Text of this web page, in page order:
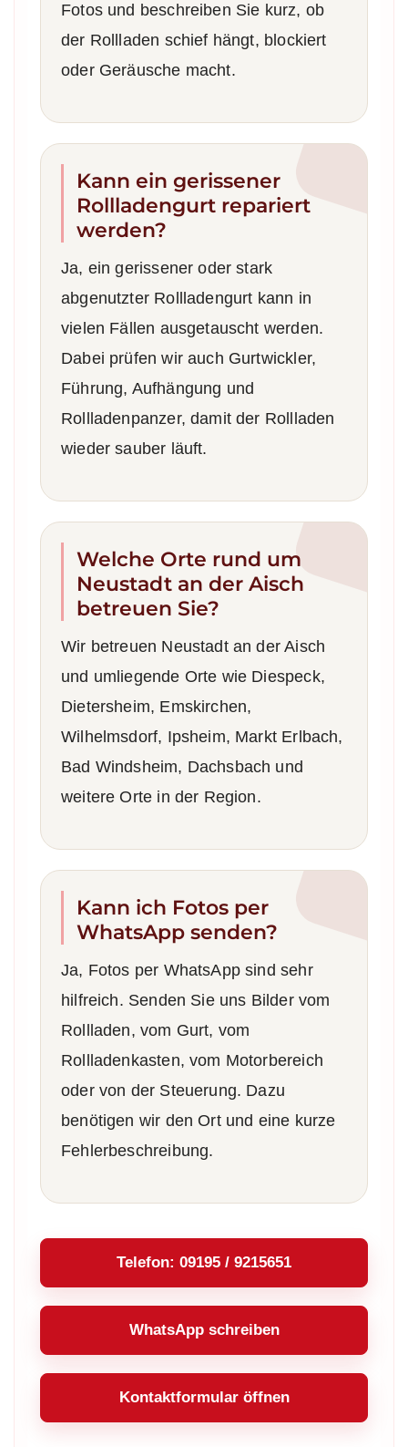
Fotos und beschreiben Sie kurz, ob
der Rollladen schief hängt, blockiert
oder Geräusche macht.
Kann ein gerissener
Rollladengurt repariert
werden?
Ja, ein gerissener oder stark
abgenutzter Rollladengurt kann in
vielen Fällen ausgetauscht werden.
Dabei prüfen wir auch Gurtwickler,
Führung, Aufhängung und
Rollladenpanzer, damit der Rollladen
wieder sauber läuft.
Welche Orte rund um
Neustadt an der Aisch
betreuen Sie?
Wir betreuen Neustadt an der Aisch
und umliegende Orte wie Diespeck,
Dietersheim, Emskirchen,
Wilhelmsdorf, Ipsheim, Markt Erlbach,
Bad Windsheim, Dachsbach und
weitere Orte in der Region.
Kann ich Fotos per
WhatsApp senden?
Ja, Fotos per WhatsApp sind sehr
hilfreich. Senden Sie uns Bilder vom
Rollladen, vom Gurt, vom
Rollladenkasten, vom Motorbereich
oder von der Steuerung. Dazu
benötigen wir den Ort und eine kurze
Fehlerbeschreibung.
Telefon: 09195 / 9215651
WhatsApp schreiben
Kontaktformular öffnen